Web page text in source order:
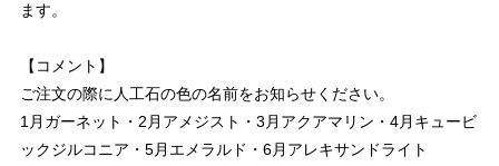
ます。
【コメント】
ご注文の際に人工石の色の名前をお知らせください。
1月ガーネット・2月アメジスト・3月アクアマリン・4月キュービ
ックジルコニア・5月エメラルド・6月アレキサンドライト